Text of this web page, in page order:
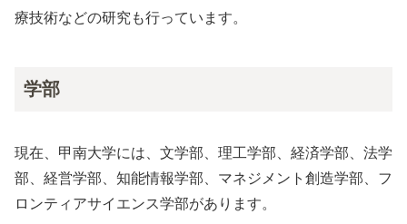
療技術などの研究も行っています。
学部
現在、甲南大学には、文学部、理工学部、経済学部、法学
部、経営学部、知能情報学部、マネジメント創造学部、フ
ロンティアサイエンス学部があります。